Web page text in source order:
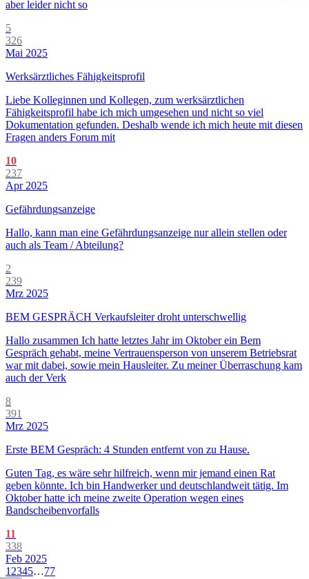
aber leider nicht so
5
326
Mai 2025
Werksärztliches Fähigkeitsprofil
Liebe Kolleginnen und Kollegen, zum werksärztlichen
Fähigkeitsprofil habe ich mich umgesehen und nicht so viel
Dokumentation gefunden. Deshalb wende ich mich heute mit diesen
Fragen anders Forum mit
10
237
Apr 2025
Gefährdungsanzeige
Hallo, kann man eine Gefährdungsanzeige nur allein stellen oder
auch als Team / Abteilung?
2
239
Mrz 2025
BEM GESPRÄCH Verkaufsleiter droht unterschwellig
Hallo zusammen Ich hatte letztes Jahr im Oktober ein Bem
Gespräch gehabt, meine Vertrauensperson von unserem Betriebsrat
war mit dabei, sowie mein Hausleiter. Zu meiner Überraschung kam
auch der Verk
8
391
Mrz 2025
Erste BEM Gespräch: 4 Stunden entfernt von zu Hause.
Guten Tag, es wäre sehr hilfreich, wenn mir jemand einen Rat
geben könnte. Ich bin Handwerker und deutschlandweit tätig. Im
Oktober hatte ich meine zweite Operation wegen eines
Bandscheibenvorfalls
11
338
Feb 2025
1 2345…77